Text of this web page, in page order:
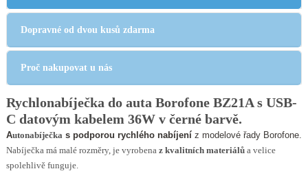
Dopravné od dvou kusů zdarma
Proč nakupovat u nás
Rychlonabíječka do auta Borofone BZ21A s USB-
C datovým kabelem 36W v černé barvě.
Autonabíječka s podporou rychlého nabíjeníz modelové řady Borofone.
Nabíječka má malé rozměry, je vyrobena z kvalitních materiálůa velice
spolehlivě funguje.